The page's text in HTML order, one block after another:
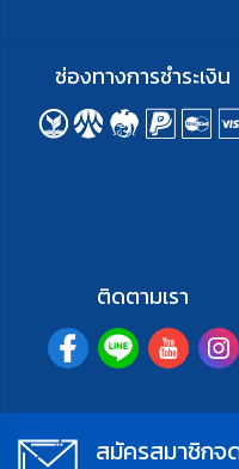
ติดตามเรา
ช่องทางการชำระเงิน
สมัครสมาชิกจ